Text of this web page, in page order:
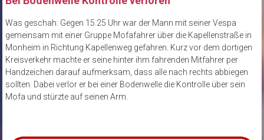
Was geschah: Gegen 15.25 Uhr war der Mann mit seiner Vespa
gemeinsam mit einer Gruppe Mofafahrer über die Kapellenstraße in
Monheim in Richtung Kapellenweg gefahren. Kurz vor dem dortigen
Kreisverkehr machte er seine hinter ihm fahrenden Mitfahrer per
Handzeichen darauf aufmerksam, dass alle nach rechts abbiegen
sollten. Dabei verlor er bei einer Bodenwelle die Kontrolle über sein
Mofa und stürzte auf seinen Arm.